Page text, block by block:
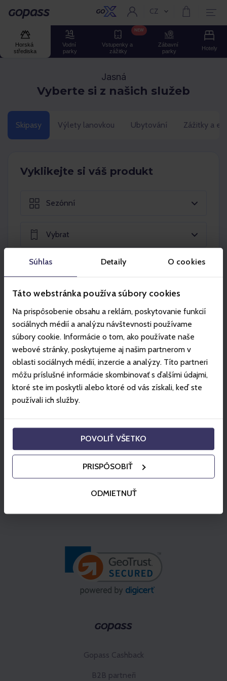
Súhlas Detaily O cookies
Táto webstránka používa súbory cookies
Na prispôsobenie obsahu a reklám, poskytovanie funkcií
sociálnych médií a analýzu návštevnosti používame
súbory cookie. Informácie o tom, ako používate naše
webové stránky, poskytujeme aj našim partnerom v
oblasti sociálnych médií, inzercie a analýzy. Títo partneri
môžu príslušné informácie skombinovať s ďalšími údajmi,
ktoré ste im poskytli alebo ktoré od vás získali, keď ste
používali ich služby.
POVOLIŤ VŠETKO
PRISPÔSOBIŤ
ODMIETNUŤ
GOPASS Aktuální jazyk:
CZ
Horská
střediska
Vodní
parky
Vstupenky a
zážitky
NEW
Zábavní
parky
Hotely
Jasná
Vyberte si z našich služeb
Skipasy Výlety lanovkou Ubytování Zážitky a
Vyklikejte si váš produkt
Sezónní
Vybrat
Vybrat
Vložit do košíku
Partneři
Gopass Cashback
B2B partneři